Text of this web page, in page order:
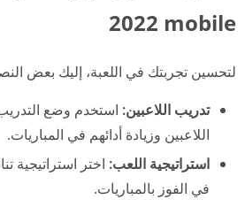
2022 mobile
لتحسين تجربتك في اللعبة، إليك بعض
تدريب اللاعبين: استخدم وضع
اللاعبين وزيادة أدائهم في المباريات.
استراتيجية اللعب: اختر
في الفوز بالمباريات.